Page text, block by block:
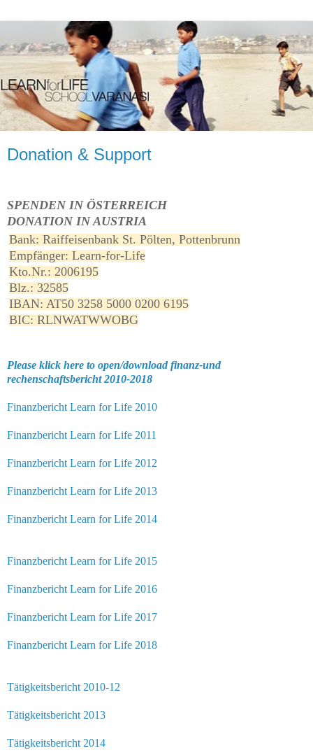
Donation & Support
SPENDEN IN ÖSTERREICH
DONATION IN AUSTRIA
Bank: Raiffeisenbank St. Pölten, Pottenbrunn
Empfänger: Learn-for-Life
Kto.Nr.: 2006195
Blz.: 32585
IBAN: AT50 3258 5000 0200 6195
BIC: RLNWATWWOBG
Please klick here to open/download finanz-und
rechenschaftsbericht 2010-2018
Finanzbericht Learn for Life 2010
Finanzbericht Learn for Life 2011
Finanzbericht Learn for Life 2012
Finanzbericht Learn for Life 2013
Finanzbericht Learn for Life 2014
Finanzbericht Learn for Life 2015
Finanzbericht Learn for Life 2016
Finanzbericht Learn for Life 2017
Finanzbericht Learn for Life 2018
Tätigkeitsbericht 2010-12
Tätigkeitsbericht 2013
Tätigkeitsbericht 2014